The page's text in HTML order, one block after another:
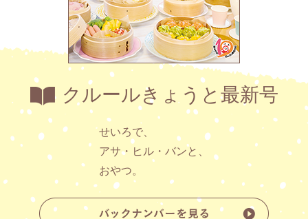
クルールきょうと最新号
せいろで、
アサ・ヒル・バンと、
おやつ。